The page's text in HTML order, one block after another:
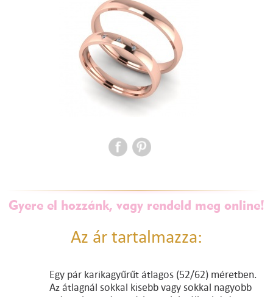
Gyere el hozzánk, vagy rendeld meg online!
Az ár tartalmazza:
Egy pár karikagyűrűt átlagos (52/62) méretben.
Az átlagnál sokkal kisebb vagy sokkal nagyobb